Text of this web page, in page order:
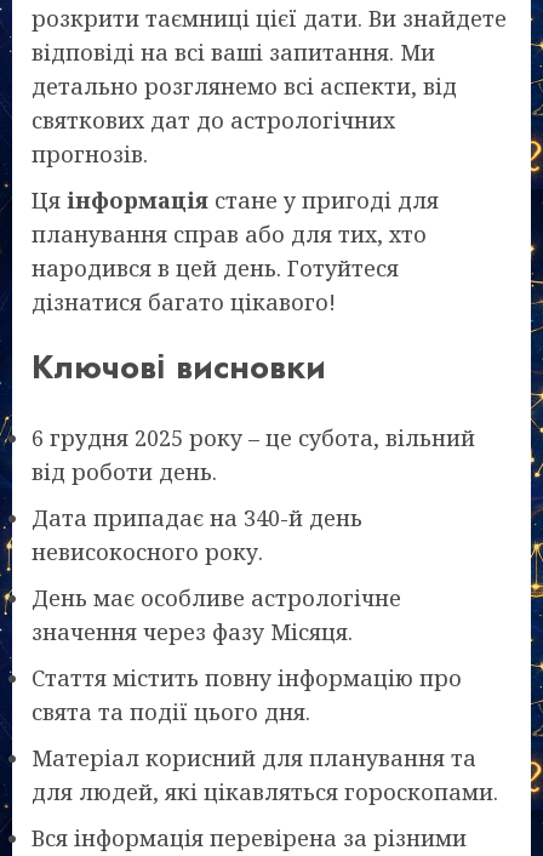
розкрити таємниці цієї дати. Ви знайдете
відповіді на всі ваші запитання. Ми
детально розглянемо всі аспекти, від
святкових дат до астрологічних
прогнозів.
Ця інформація стане у пригоді для
планування справ або для тих, хто
народився в цей день. Готуйтеся
дізнатися багато цікавого!
Ключові висновки
6 грудня 2025 року – це субота, вільний
від роботи день.
Дата припадає на 340-й день
невисокосного року.
День має особливе астрологічне
значення через фазу Місяця.
Стаття містить повну інформацію про
свята та події цього дня.
Матеріал корисний для планування та
для людей, які цікавляться гороскопами.
Вся інформація перевірена за різними